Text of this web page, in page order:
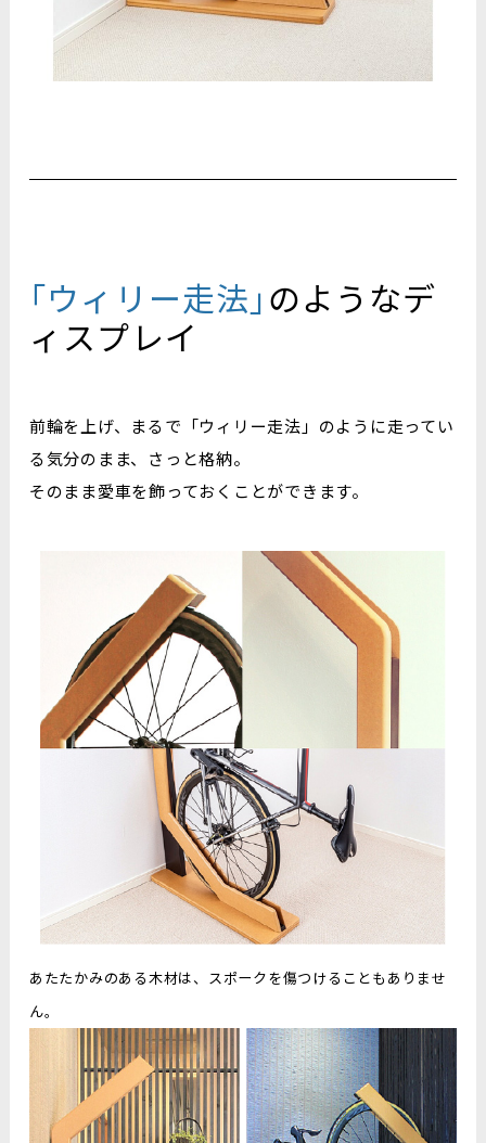
｢ウィリー走法｣のようなデ
ィスプレイ
前輪を上げ、まるで「ウィリー走法」のように走ってい
る気分のまま、さっと格納。
そのまま愛車を飾っておくことができます。
あたたかみのある木材は、スポークを傷つけることもありませ
ん。